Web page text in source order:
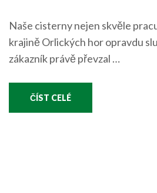
Naše cisterny nejen skvěle
krajině Orlických hor opravdu
zákazník právě převzal …
ČÍST CELÉ